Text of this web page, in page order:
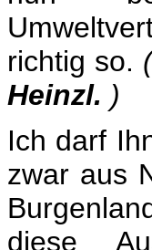
richtig so.
Heinzl. )
Ich darf
zwar aus
diese